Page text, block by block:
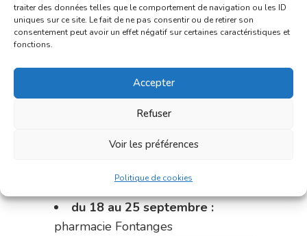
traiter des données telles que le comportement de navigation ou les ID
uniques sur ce site. Le fait de ne pas consentir ou de retirer son
consentement peut avoir un effet négatif sur certaines caractéristiques et
fonctions.
Accepter
Refuser
Voir les préférences
Politique de cookies
Fabre)
pharmacie Dupont (place de la
Le 14 septembre :
pharmacie Palobart (Laguépie)
du 18 au 25 septembre :
pharmacie Fontanges